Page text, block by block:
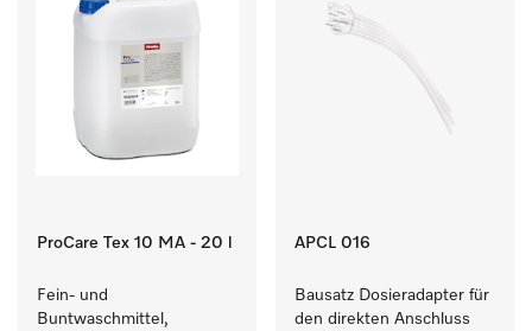
ProCare Tex 10 MA - 20 l
Fein- und
Buntwaschmittel,
APCL 016
Bausatz Dosieradapter für
den direkten Anschluss